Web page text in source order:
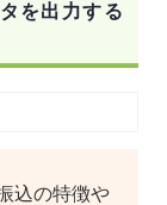
を出力する
込の特徴や